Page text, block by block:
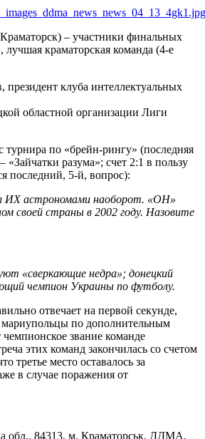
– участники финальных
краматорская команда (4-е
клуба интеллектуальных
областной организации Лиги
турнира по «брейн-рингу» (последняя
разума»; счет 2:1 в пользу
последний, 5-й, вопрос):
ИХ астрономами наоборот. «ОН»
своей страны в 2002 году. Назовите
«сверкающие недра»; донецкий
чемпион Украины по футболу.
отвечает на первой секунде,
мариупольцы по дополнительным
звание команде
этих команд закончилась со счетом
третье место оставалось за
в случае поражения от
обл., 84313, м. Краматорськ, ДДМА,